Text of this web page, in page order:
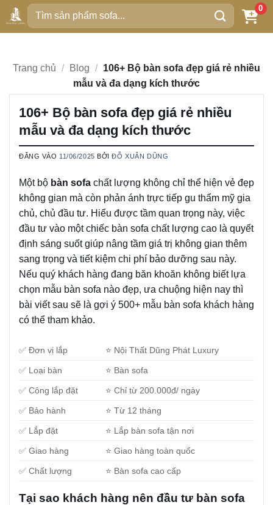
qua
Tìm
kiếm:
0
Trang chủ / Blog / 106+ Bộ bàn sofa đẹp giá rẻ nhiều
mẫu và đa dạng kích thước
106+ Bộ bàn sofa đẹp giá rẻ nhiều
mẫu và đa dạng kích thước
ĐĂNG VÀO 11/06/2025 BỞIĐỖ XUÂN DŨNG
Một bộ bàn sofa chất lượng không chỉ thể hiện vẻ đẹp
không gian mà còn phản ánh trực tiếp gu thẩm mỹ gia
chủ, chủ đầu tư. Hiểu được tầm quan trọng này, việc
đầu tư vào một chiếc bàn sofa chất lượng cao là quyết
định sáng suốt giúp nâng tầm giá trị không gian thêm
sang trọng và tiết kiệm chi phí bảo dưỡng sau này.
Nếu quý khách hàng đang băn khoăn không biết lựa
chọn mẫu bàn sofa nào đẹp, ưa chuộng hiện nay thì
bài viết sau sẽ là gợi ý 500+ mẫu bàn sofa khách hàng
có thể tham khảo.
✅ Đơn vị lắp ⭐ Nội Thất Dũng Phát Luxury
✅ Loại bàn ⭐ Bàn sofa
✅ Công lắp đặt ⭐ Chỉ từ 200.000đ/ ngày
✅ Bảo hành ⭐ Từ 12 tháng
✅ Lắp đặt ⭐ Lắp bàn sofa tận nơi
✅ Giao hàng ⭐ Giao hàng toàn quốc
✅ Chất lượng ⭐ Bàn sofa cao cấp
Tại sao khách hàng nên đầu tư bàn sofa